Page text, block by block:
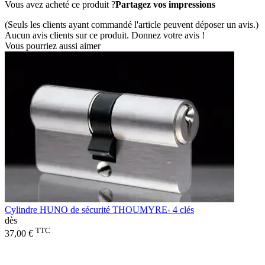
Vous avez acheté ce produit ?Partagez vos impressions
(Seuls les clients ayant commandé l'article peuvent déposer un avis.)
Aucun avis clients sur ce produit. Donnez votre avis !
Vous pourriez aussi aimer
Cylindre HUNO de sécurité THOUMYRE- 4 clés
dès
37,00 € TTC